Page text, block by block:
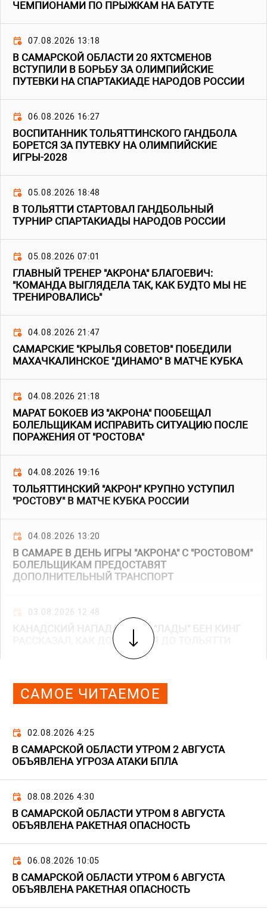
ЧЕМПИОНАМИ ПО ПРЫЖКАМ НА БАТУТЕ
07.08.2026 13:18
В САМАРСКОЙ ОБЛАСТИ 20 ЯХТСМЕНОВ
ВСТУПИЛИ В БОРЬБУ ЗА ОЛИМПИЙСКИЕ
ПУТЕВКИ НА СПАРТАКИАДЕ НАРОДОВ РОССИИ
06.08.2026 16:27
ВОСПИТАННИК ТОЛЬЯТТИНСКОГО ГАНДБОЛА
БОРЕТСЯ ЗА ПУТЕВКУ НА ОЛИМПИЙСКИЕ
ИГРЫ-2028
05.08.2026 18:48
В ТОЛЬЯТТИ СТАРТОВАЛ ГАНДБОЛЬНЫЙ
ТУРНИР СПАРТАКИАДЫ НАРОДОВ РОССИИ
05.08.2026 07:01
ГЛАВНЫЙ ТРЕНЕР "АКРОНА" БЛАГОЕВИЧ:
"КОМАНДА ВЫГЛЯДЕЛА ТАК, КАК БУДТО МЫ НЕ
ТРЕНИРОВАЛИСЬ"
04.08.2026 21:47
САМАРСКИЕ "КРЫЛЬЯ СОВЕТОВ" ПОБЕДИЛИ
МАХАЧКАЛИНСКОЕ "ДИНАМО" В МАТЧЕ КУБКА
04.08.2026 21:18
МАРАТ БОКОЕВ ИЗ "АКРОНА" ПООБЕЩАЛ
БОЛЕЛЬЩИКАМ ИСПРАВИТЬ СИТУАЦИЮ ПОСЛЕ
ПОРАЖЕНИЯ ОТ "РОСТОВА"
04.08.2026 19:16
ТОЛЬЯТТИНСКИЙ "АКРОН" КРУПНО УСТУПИЛ
"РОСТОВУ" В МАТЧЕ КУБКА РОССИИ
04.08.2026 13:20
В САМАРЕ В ДЕНЬ ИГРЫ "АКРОНА" С "РОСТОВОМ"
БОЛЕЛЬЩИКАМ ПРЕДОСТАВЯТ
ДОПОЛНИТЕЛЬНЫЙ ТРАНСПОРТ
03.08.2026 12:48
КАНАДСКИЙ НАПАДАЮЩИЙ "ЛАДЫ" БЕН КИНГ
РАССКАЗАЛ, КАК ДОБИРАЛСЯ ДО ТОЛЬЯТТИ
САМОЕ ЧИТАЕМОЕ
02.08.2026 4:25
В САМАРСКОЙ ОБЛАСТИ УТРОМ 2 АВГУСТА
ОБЪЯВЛЕНА УГРОЗА АТАКИ БПЛА
08.08.2026 4:30
В САМАРСКОЙ ОБЛАСТИ УТРОМ 8 АВГУСТА
ОБЪЯВЛЕНА РАКЕТНАЯ ОПАСНОСТЬ
06.08.2026 10:05
В САМАРСКОЙ ОБЛАСТИ УТРОМ 6 АВГУСТА
ОБЪЯВЛЕНА РАКЕТНАЯ ОПАСНОСТЬ